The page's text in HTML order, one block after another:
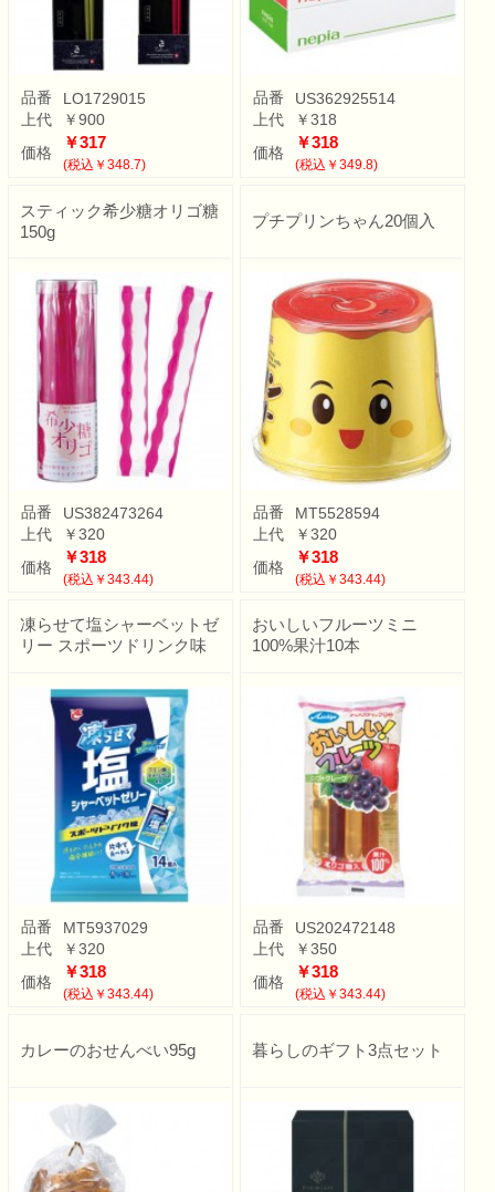
品番
LO1729015
上代
￥900
価格
￥317
(税込￥348.7)
品番
US362925514
上代
￥318
価格
￥318
(税込￥349.8)
スティック希少糖オリゴ糖
150g
品番
US382473264
上代
￥320
価格
￥318
(税込￥343.44)
プチプリンちゃん20個入
品番
MT5528594
上代
￥320
価格
￥318
(税込￥343.44)
凍らせて塩シャーベットゼ
リー スポーツドリンク味
品番
MT5937029
上代
￥320
価格
￥318
(税込￥343.44)
おいしいフルーツミニ
100%果汁10本
品番
US202472148
上代
￥350
価格
￥318
(税込￥343.44)
カレーのおせんべい95g 暮らしのギフト3点セット